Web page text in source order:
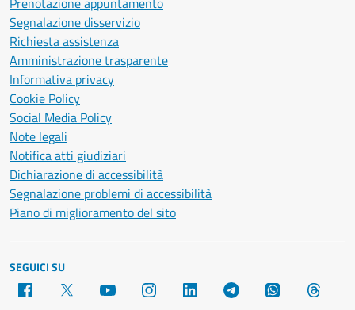
Segnalazione disservizio
Richiesta assistenza
Amministrazione trasparente
Informativa privacy
Cookie Policy
Social Media Policy
Note legali
Notifica atti giudiziari
Dichiarazione di accessibilità
Segnalazione problemi di accessibilità
Piano di miglioramento del sito
SEGUICI SU
Facebook YouTube Instagram LinkedIn Telegram WhatsApp